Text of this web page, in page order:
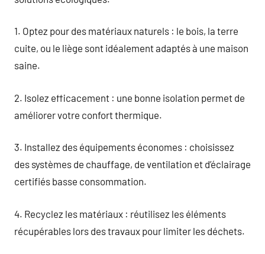
1. Optez pour des matériaux naturels : le bois, la terre
cuite, ou le liège sont idéalement adaptés à une maison
saine.
2. Isolez efficacement : une bonne isolation permet de
améliorer votre confort thermique.
3. Installez des équipements économes : choisissez
des systèmes de chauffage, de ventilation et d’éclairage
certifiés basse consommation.
4. Recyclez les matériaux : réutilisez les éléments
récupérables lors des travaux pour limiter les déchets.